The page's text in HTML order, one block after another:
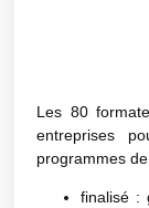
Les 80
entreprises
programmes
finalisé :